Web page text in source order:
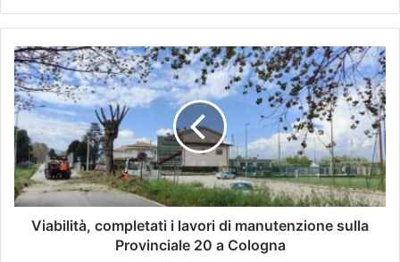
Viabilità, completati i lavori di manutenzione sulla
Provinciale 20 a Cologna